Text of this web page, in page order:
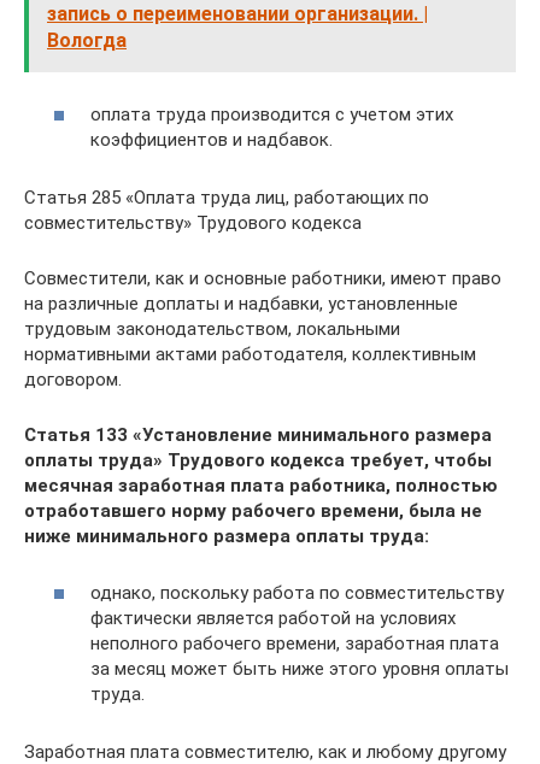
запись о переименовании организации. |
Вологда
оплата труда производится с учетом этих
коэффициентов и надбавок.
Статья 285 «Оплата труда лиц, работающих по
совместительству» Трудового кодекса
Совместители, как и основные работники, имеют право
на различные доплаты и надбавки, установленные
трудовым законодательством, локальными
нормативными актами работодателя, коллективным
договором.
Статья 133 «Установление минимального размера
оплаты труда» Трудового кодекса требует, чтобы
месячная заработная плата работника, полностью
отработавшего норму рабочего времени, была не
ниже минимального размера оплаты труда:
однако, поскольку работа по совместительству
фактически является работой на условиях
неполного рабочего времени, заработная плата
за месяц может быть ниже этого уровня оплаты
труда.
Заработная плата совместителю, как и любому другому